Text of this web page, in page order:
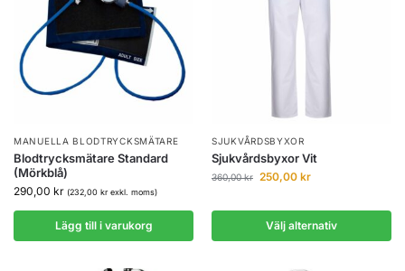
MANUELLA BLODTRYCKSMÄTARE
Blodtrycksmätare Standard
(Mörkblå)
290,00 kr (232,00 krexkl. moms)
Lägg till i varukorg
SJUKVÅRDSBYXOR
Sjukvårdsbyxor Vit
360,00kr 250,00 kr
Välj alternativ